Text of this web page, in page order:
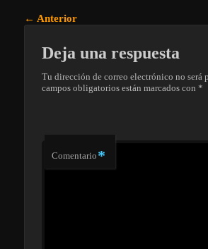
Navegación de entradas
← Anterior
Deja una respuesta
Tu dirección de correo electrónico no será
campos obligatorios están marcados con*
Comentario *